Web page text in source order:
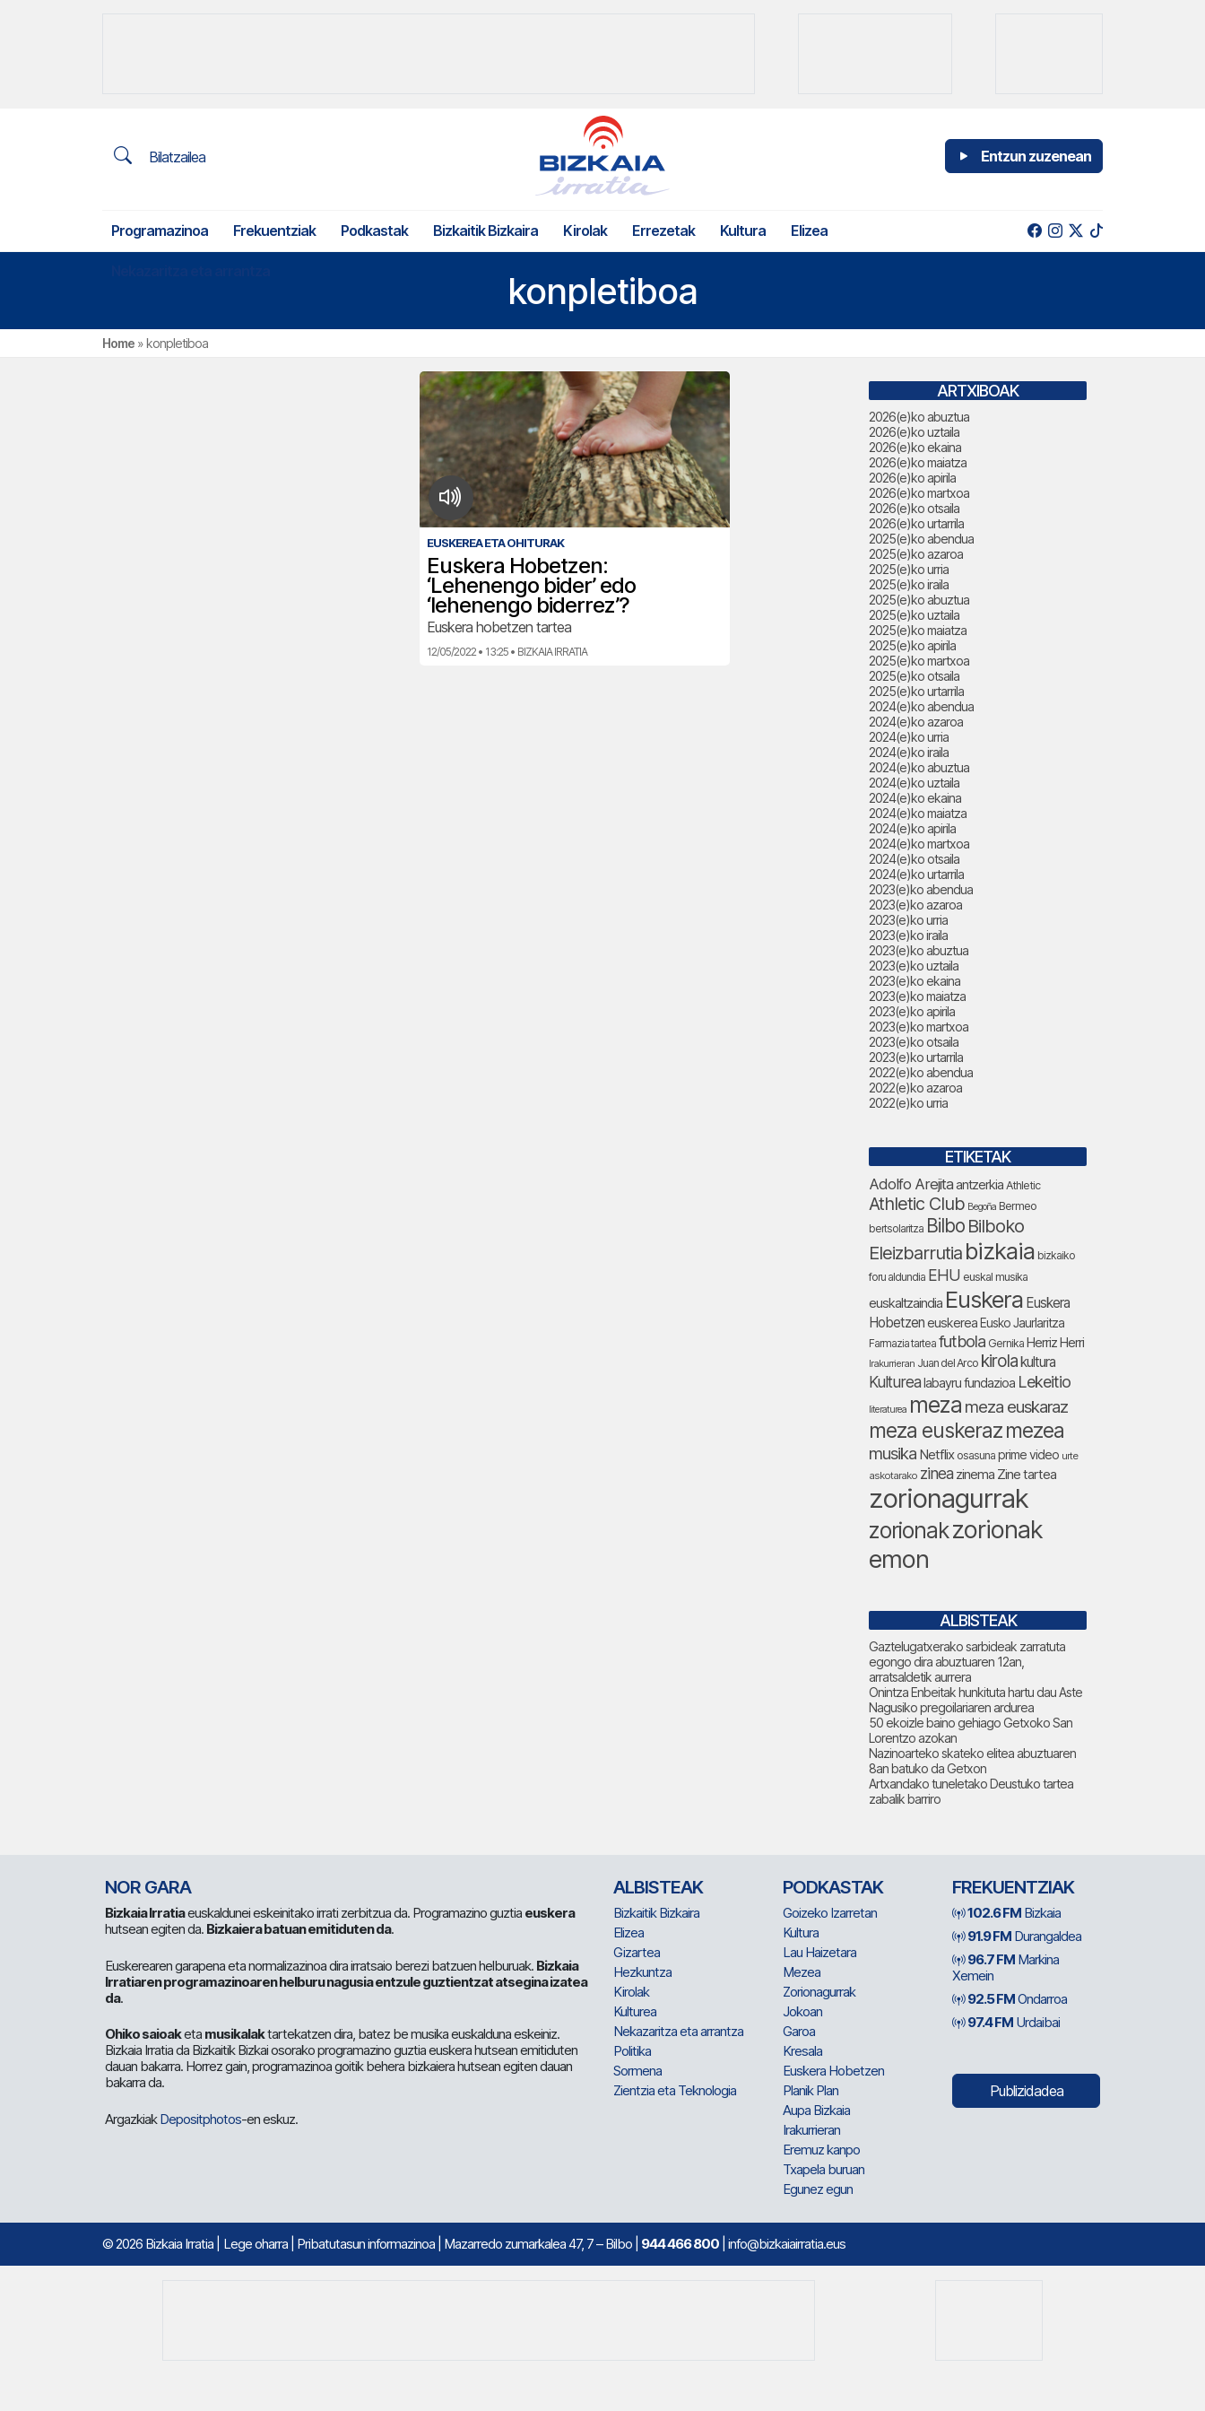
Bilatzailea Entzun zuzenean
Programazinoa Frekuentziak Podkastak Bizkaitik Bizkaira Kirolak Errezetak Kultura Elizea
konpletiboa
Home »konpletiboa
EUSKEREA ETA OHITURAK
Euskera Hobetzen:
‘Lehenengo bider’ edo
‘lehenengo biderrez’?
Euskera hobetzen tartea
12/05/2022 • 13:25 • BIZKAIA IRRATIA
ARTXIBOAK
2026(e)ko abuztua
2026(e)ko uztaila
2026(e)ko ekaina
2026(e)ko maiatza
2026(e)ko apirila
2026(e)ko martxoa
2026(e)ko otsaila
2026(e)ko urtarrila
2025(e)ko abendua
2025(e)ko azaroa
2025(e)ko urria
2025(e)ko iraila
2025(e)ko abuztua
2025(e)ko uztaila
2025(e)ko maiatza
2025(e)ko apirila
2025(e)ko martxoa
2025(e)ko otsaila
2025(e)ko urtarrila
2024(e)ko abendua
2024(e)ko azaroa
2024(e)ko urria
2024(e)ko iraila
2024(e)ko abuztua
2024(e)ko uztaila
2024(e)ko ekaina
2024(e)ko maiatza
2024(e)ko apirila
2024(e)ko martxoa
2024(e)ko otsaila
2024(e)ko urtarrila
2023(e)ko abendua
2023(e)ko azaroa
2023(e)ko urria
2023(e)ko iraila
2023(e)ko abuztua
2023(e)ko uztaila
2023(e)ko ekaina
2023(e)ko maiatza
2023(e)ko apirila
2023(e)ko martxoa
2023(e)ko otsaila
2023(e)ko urtarrila
2022(e)ko abendua
2022(e)ko azaroa
2022(e)ko urria
ETIKETAK
Adolfo Arejitaantzerkia Athletic
Athletic Club Begoña Bermeo
bertsolaritza Bilbo Bilboko
Eleizbarrutia bizkaia bizkaiko
foru aldundia EHU euskal musika
euskaltzaindia Euskera Euskera
Hobetzeneuskerea Eusko Jaurlaritza
Farmazia tartea futbola Gernika Herriz Herri
Irakurrieran Juan del Arco kirola kultura
Kulturealabayru fundazioa Lekeitio
literaturea meza meza euskaraz
meza euskerazmezea
musika Netflix osasuna prime video urte
askotarako zinea zinema Zine tartea
zorionagurrak
zorionakzorionak
emon
ALBISTEAK
Gaztelugatxerako sarbideak zarratuta
egongo dira abuztuaren 12an,
arratsaldetik aurrera
Onintza Enbeitak hunkituta hartu dau Aste
Nagusiko pregoilariaren ardurea
50 ekoizle baino gehiago Getxoko San
Lorentzo azokan
Nazinoarteko skateko elitea abuztuaren
8an batuko da Getxon
Artxandako tuneletako Deustuko tartea
zabalik barriro
NOR GARA
Bizkaia Irratiaeuskaldunei eskeinitako irrati zerbitzua da. Programazino guztia euskera
hutsean egiten da. Bizkaiera batuan emitiduten da.
Euskerearen garapena eta normalizazinoa dira irratsaio berezi batzuen helburuak. Bizkaia
Irratiaren programazinoaren helburu nagusia entzule guztientzat atsegina izatea
da.
Ohiko saioaketa musikalaktartekatzen dira, batez be musika euskalduna eskeiniz.
Bizkaia Irratia da Bizkaitik Bizkai osorako programazino guztia euskera hutsean emitiduten
dauan bakarra. Horrez gain, programazinoa goitik behera bizkaiera hutsean egiten dauan
bakarra da.
ArgazkiakDepositphotos-en eskuz.
ALBISTEAK
Bizkaitik Bizkaira
Elizea
Gizartea
Hezkuntza
Kirolak
Kulturea
Nekazaritza eta arrantza
Politika
Sormena
Zientzia eta Teknologia
PODKASTAK
Goizeko Izarretan
Kultura
Lau Haizetara
Mezea
Zorionagurrak
Jokoan
Garoa
Kresala
Euskera Hobetzen
Planik Plan
Aupa Bizkaia
Irakurrieran
Eremuz kanpo
Txapela buruan
Egunez egun
FREKUENTZIAK
102.6 FM Bizkaia
91.9 FM Durangaldea
96.7 FM Markina
Xemein
92.5 FMOndarroa
97.4 FM Urdaibai
Publizidadea
© 2026 Bizkaia Irratia Lege oharra Pribatutasun informazinoa | Mazarredo zumarkalea 47, 7 – Bilbo | 944 466 800 | info@bizkaiairratia.eus